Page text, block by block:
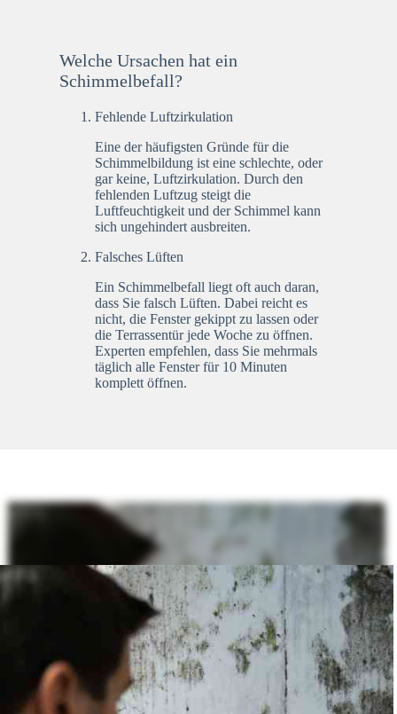
Welche Ursachen hat ein
Schimmelbefall?
Fehlende Luftzirkulation
Eine der häufigsten Gründe für die
Schimmelbildung ist eine schlechte, oder
gar keine, Luftzirkulation. Durch den
fehlenden Luftzug steigt die
Luftfeuchtigkeit und der Schimmel kann
sich ungehindert ausbreiten.
Falsches Lüften
Ein Schimmelbefall liegt oft auch daran,
dass Sie falsch Lüften. Dabei reicht es
nicht, die Fenster gekippt zu lassen oder
die Terrassentür jede Woche zu öffnen.
Experten empfehlen, dass Sie mehrmals
täglich alle Fenster für 10 Minuten
komplett öffnen.